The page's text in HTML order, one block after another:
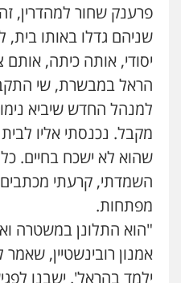
פרענק שחור למהדרין, זה
שניהם גדלו באותו בית,
יסודי, אותה כיתה, אותם
הראל במבשרת, שי
למנהל החדש שיביא
מקבל. נכנסתי אליו
שהוא לא ישכח בחיים.
השמדתי, קרעתי
מפתחות.
"הוא התלונן במשטרה
אמנון רובינשטיין,
ילמד בהראל'. ישבנו